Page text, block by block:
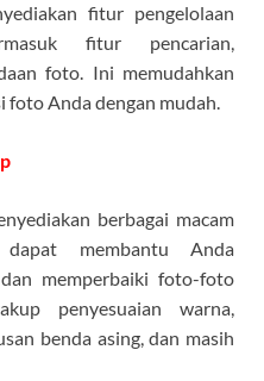
fitur pengelolaan
fitur pencarian,
foto. Ini memudahkan
foto Anda dengan mudah.
berbagai macam
membantu Anda
memperbaiki foto-foto
penyesuaian warna,
benda asing, dan masih